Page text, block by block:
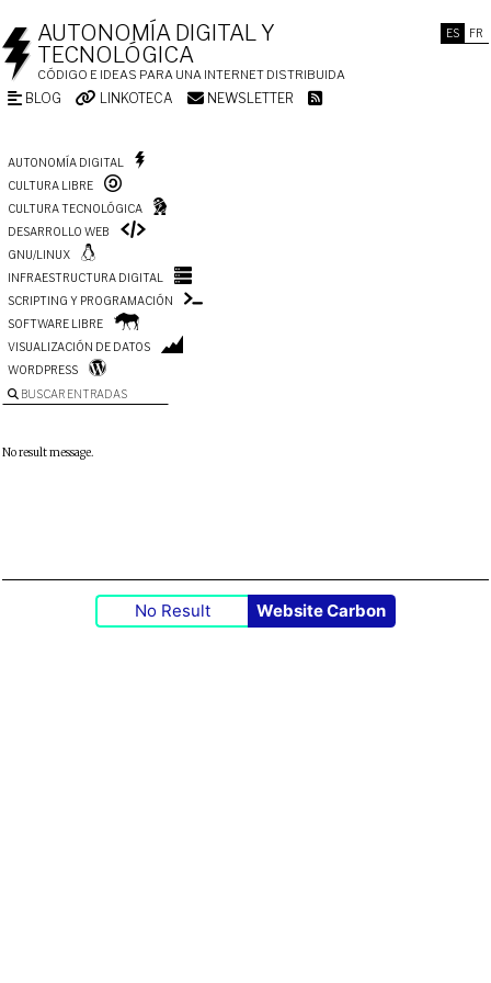
ES FR
AUTONOMÍA DIGITAL Y
TECNOLÓGICA
CÓDIGO E IDEAS PARA UNA INTERNET DISTRIBUIDA
BLOG LINKOTECA NEWSLETTER
AUTONOMÍA DIGITAL
CULTURA LIBRE
CULTURA TECNOLÓGICA
DESARROLLO WEB
GNU/LINUX
INFRAESTRUCTURA DIGITAL
SCRIPTING Y PROGRAMACIÓN
SOFTWARE LIBRE
VISUALIZACIÓN DE DATOS
WORDPRESS
BUSCAR ENTRADAS
No result message.
No Result Website Carbon